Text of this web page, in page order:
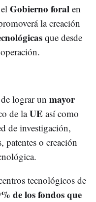
Gobierno foral en
la creación
que desde
lograr un mayor
de laUE así como
de investigación,
patentes o creación
tecnológicos de
de los fondos que